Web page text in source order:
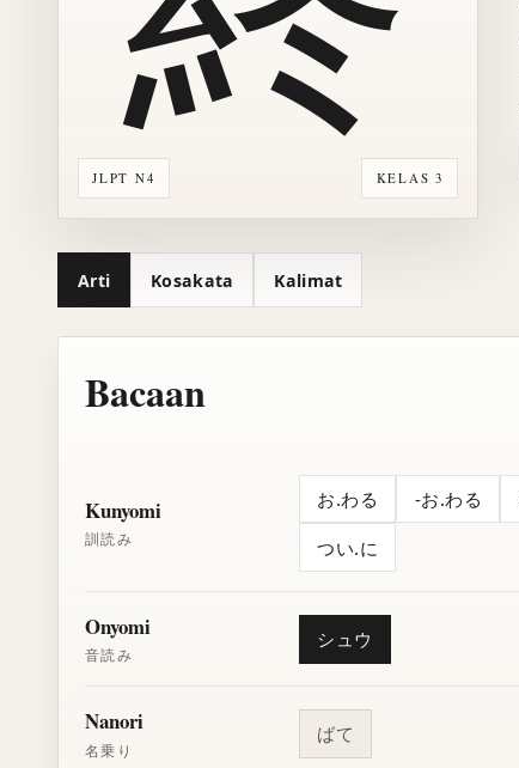
JLPT N4 KELAS 3
Arti Kosakata Kalimat
Bacaan
Kunyomi
訓読み
お.わる -お.わる
つい.に
Onyomi
音読み
シュウ
Nanori
名乗り
ばて